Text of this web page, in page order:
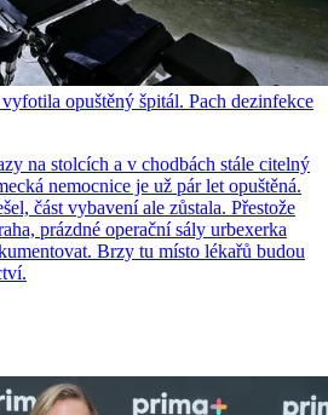
opuštěný špitál. Pach dezinfekce
na stolcích a v chodbách stále citelný
nemocnice je už pár let opuštěná.
část vybavení ale zůstala. Přestože
prázdné operační sály urbexerka
Brzy tu místo lékařů budou